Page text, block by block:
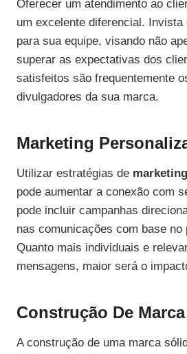
Oferecer um atendimento ao
um excelente diferencial. Invista
para sua equipe, visando não
superar as expectativas dos
satisfeitos são frequentemente
divulgadores da sua marca.
Marketing
Utilizar estratégias de
pode aumentar a conexão com
pode incluir campanhas
nas comunicações com base no
Quanto mais individuais e
mensagens, maior será o
Construção De
A construção de uma marca